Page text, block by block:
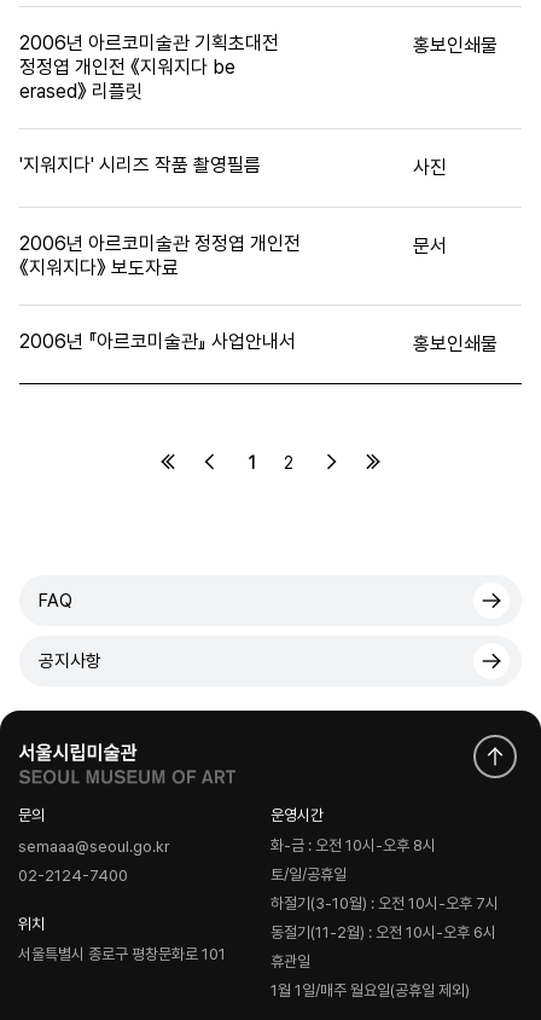
2006년 아르코미술관 기획초대전
정정엽 개인전 《지워지다 be
erased》 리플릿
홍보인쇄물
'지워지다' 시리즈 작품 촬영필름 사진
2006년 아르코미술관 정정엽 개인전
《지워지다》 보도자료
문서
2006년 『아르코미술관』 사업안내서 홍보인쇄물
1 2
FAQ
공지사항
문의
semaaa@seoul.go.kr
02-2124-7400
위치
서울특별시 종로구 평창문화로 101
운영시간
화-금 : 오전 10시-오후 8시
토/일/공휴일
하절기(3-10월) : 오전 10시-오후 7시
동절기(11-2월) : 오전 10시-오후 6시
휴관일
1월 1일/매주 월요일(공휴일 제외)